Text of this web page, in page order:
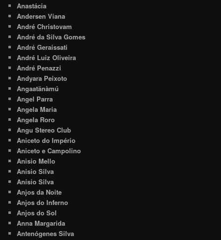
Anastácia
Andersen Viana
André Christovam
André da Silva Gomes
André Geraissati
André Luiz Oliveira
André Penazzi
Andyara Peixoto
Angaatãnàmú
Angel Parra
Angela Maria
Angela Roro
Angu Stereo Club
Aniceto do Império
Aniceto e Campolino
Anisio Mello
Anisio Silva
Anísio Silva
Anjos da Noite
Anjos do Inferno
Anjos do Sol
Anna Margarida
Antenógenes Silva